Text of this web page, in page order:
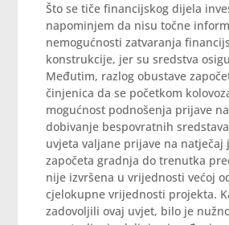
Što se tiče financijskog dijela
napominjem da nisu točne
nemogućnosti zatvaranja
konstrukcije, jer su sredstva
Međutim, razlog obustave
činjenica da se početkom
mogućnost podnošenja prijave
dobivanje bespovratnih
uvjeta valjane prijave na natječaj
započeta gradnja do trenutka
nije izvršena u vrijednosti većoj
cjelokupne vrijednosti projekta.
zadovoljili ovaj uvjet, bilo je